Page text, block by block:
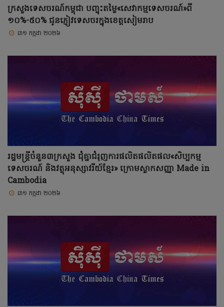
ក្រសួងទេសចរណ៍កម្ពុជា បញ្ចុះតម្លៃ«សេវាកម្មទេសចរណ៍»ពី
១០%-៥០% ជូនភ្ញៀវទេសចរក្នុងខេត្តសៀមរាប
៣១ កក្កដា ២០២៦
រដ្ឋមន្ត្រីចំនួន៣ក្រសួង ជុំគ្នាជំរុញការផលិតផលិតផល«សិប្បកម្ម
ទេសចរណ៍ និងវត្ថុអនុស្សាវរីយ៍ខ្មែរ» ក្រោមស្លាកសញ្ញា Made in
Cambodia
៣១ កក្កដា ២០២៦